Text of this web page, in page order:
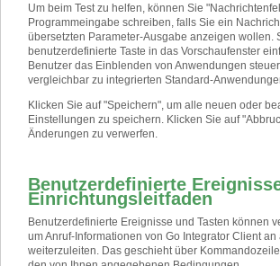
Um beim Test zu helfen, können Sie
Programmeingabe schreiben, falls Sie ein
übersetzten Parameter-Ausgabe anzeigen wollen.
benutzerdefinierte Taste in das Vorschaufenster
Benutzer das Einblenden von Anwendungen
vergleichbar zu integrierten Standard-
Klicken Sie auf "Speichern", um alle neuen oder
Einstellungen zu speichern. Klicken Sie auf
Änderungen zu verwerfen.
Benutzerdefinierte
Einrichtungsleitfaden
Benutzerdefinierte Ereignisse und Tasten können
um Anruf-Informationen von Go Integrator Client an
weiterzuleiten. Das geschieht über